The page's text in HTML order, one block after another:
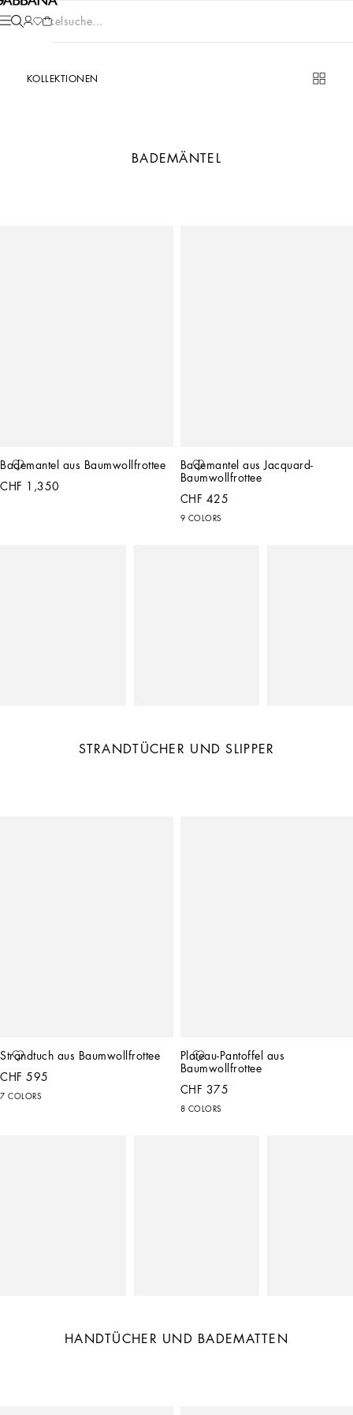
Artikelsuche...
KOLLEKTIONEN
BADEMÄNTEL
Bademantel aus Baumwollfrottee
CHF 1,350
Bademantel aus Jacquard-
Baumwollfrottee
CHF 425
9 COLORS
STRANDTÜCHER UND SLIPPER
Strandtuch aus Baumwollfrottee
CHF 595
7 COLORS
Plateau-Pantoffel aus
Baumwollfrottee
CHF 375
8 COLORS
HANDTÜCHER UND BADEMATTEN